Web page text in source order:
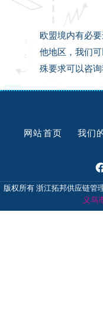
欧盟境内有必
他地区，我们
殊要求可以咨询
网站首页 我们
版权所有 浙江拓邦供应链管
义乌